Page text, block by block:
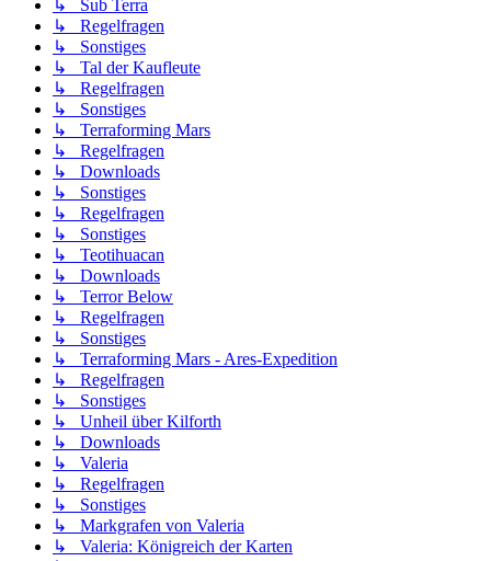
↳ Sub Terra
↳ Regelfragen
↳ Sonstiges
↳ Tal der Kaufleute
↳ Regelfragen
↳ Sonstiges
↳ Terraforming Mars
↳ Regelfragen
↳ Downloads
↳ Sonstiges
↳ Regelfragen
↳ Sonstiges
↳ Teotihuacan
↳ Downloads
↳ Terror Below
↳ Regelfragen
↳ Sonstiges
↳ Terraforming Mars - Ares-Expedition
↳ Regelfragen
↳ Sonstiges
↳ Unheil über Kilforth
↳ Downloads
↳ Valeria
↳ Regelfragen
↳ Sonstiges
↳ Markgrafen von Valeria
↳ Valeria: Königreich der Karten